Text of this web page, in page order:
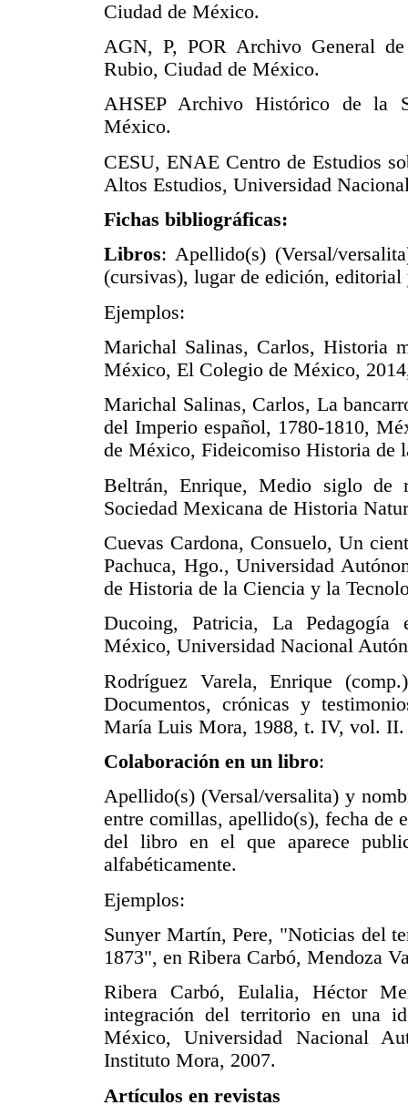
Ciudad de México.
AGN, P, POR Archivo General
Rubio, Ciudad de México.
AHSEP Archivo Histórico de la
México.
CESU, ENAE Centro de Estudios
Altos Estudios, Universidad
Fichas bibliográficas:
Libros: Apellido(s) (Versal/
(cursivas), lugar de edición, editorial
Ejemplos:
Marichal Salinas, Carlos, Historia
México, El Colegio de México,
Marichal Salinas, Carlos, La
del Imperio español, 1780-1810,
de México, Fideicomiso Historia de
Beltrán, Enrique, Medio siglo de
Sociedad Mexicana de Historia
Cuevas Cardona, Consuelo, Un
Pachuca, Hgo., Universidad
de Historia de la Ciencia y la
Ducoing, Patricia, La
México, Universidad Nacional
Rodríguez Varela, Enrique
Documentos, crónicas y
María Luis Mora, 1988, t. IV, vol. II.
Colaboración en un libro:
Apellido(s) (Versal/versalita) y
entre comillas, apellido(s), fecha de
del libro en el que aparece
alfabéticamente.
Ejemplos:
Sunyer Martín, Pere, "Noticias del
1873", en Ribera Carbó, Mendoza
Ribera Carbó, Eulalia, Héctor
integración del territorio en una
México, Universidad Nacional
Instituto Mora, 2007.
Artículos en revistas